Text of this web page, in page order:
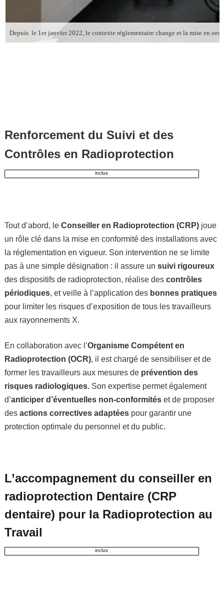
Renforcement du Suivi et des
Contrôles en Radioprotection
inclus
Tout d’abord, le Conseiller en Radioprotection (CRP)joue
un rôle clé dans la mise en conformité des installations avec
la réglementation en vigueur. Son intervention ne se limite
pas à une simple désignation : il assure un suivi rigoureux
des dispositifs de radioprotection, réalise des contrôles
périodiques, et veille à l’application des bonnes pratiques
pour limiter les risques d’exposition de tous les travailleurs
aux rayonnements X.
En collaboration avec l’Organisme Compétent en
Radioprotection (OCR), il est chargé de sensibiliser et de
former les travailleurs aux mesures de prévention des
risques radiologiques. Son expertise permet également
d’anticiper d’éventuelles non-conformitéset de proposer
des actions correctives adaptéespour garantir une
protection optimale du personnel et du public.
L’accompagnement du conseiller en
radioprotection Dentaire (CRP
dentaire) pour laRadioprotection au
Travail
inclus